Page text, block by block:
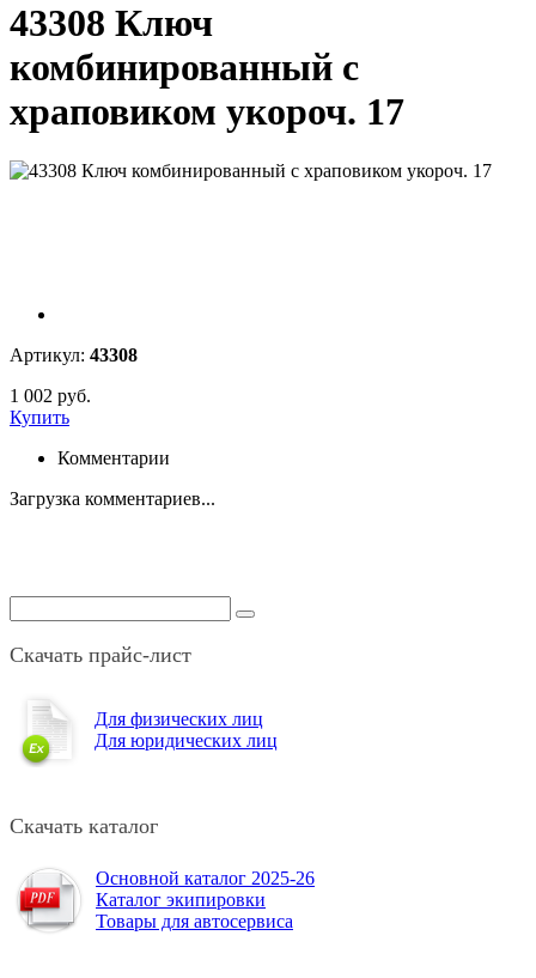
43308 Ключ
комбинированный с
храповиком укороч. 17
Артикул: 43308
1 002 руб.
Купить
Комментарии
Загрузка комментариев...
Скачать прайс-лист
Для физических лиц
Для юридических лиц
Скачать каталог
Основной каталог 2025-26
Каталог экипировки
Товары для автосервиса